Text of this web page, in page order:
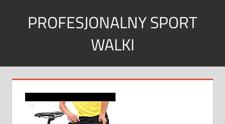
PROFESJONALNY SPORT
WALKI
Sport
w
każdym
wymiarze